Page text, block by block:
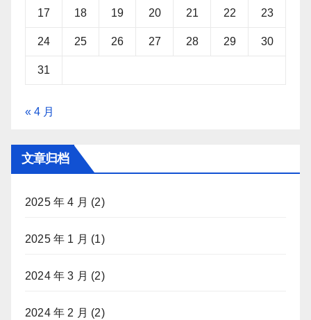
17 18 19 20 21 22 23
24 25 26 27 28 29 30
31
« 4 月
文章归档
2025 年 4 月 (2)
2025 年 1 月 (1)
2024 年 3 月 (2)
2024 年 2 月 (2)